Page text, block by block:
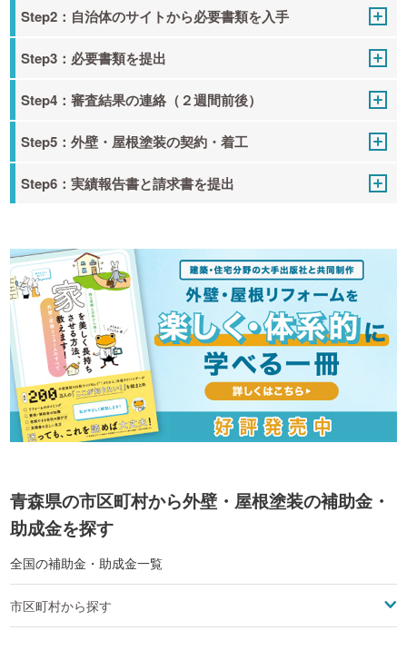
Step2：自治体のサイトから必要書類を入手
Step3：必要書類を提出
Step4：審査結果の連絡（２週間前後）
Step5：外壁・屋根塗装の契約・着工
Step6：実績報告書と請求書を提出
青森県の市区町村から外壁・屋根塗装の補助金・
助成金を探す
全国の補助金・助成金一覧
市区町村から探す